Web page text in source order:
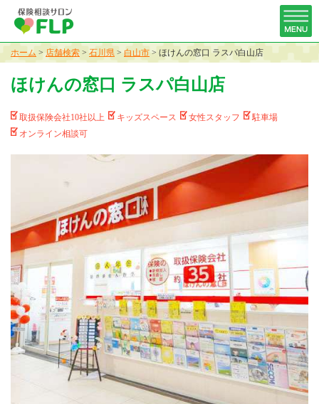
ホーム > 店舗検索 > 石川県 > 白山市 > ほけんの窓口 ラスパ白山店
ほけんの窓口 ラスパ白山店
取扱保険会社10社以上 キッズスペース 女性スタッフ
駐車場
オンライン相談可